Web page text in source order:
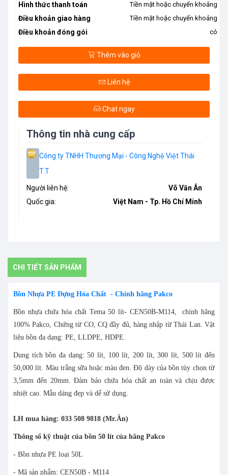
Hình thức thanh toán Tiền mặt hoặc chuyển khoảng
Điều khoản giao hàng Tiền mặt hoặc chuyển khoảng
Điều khoản đóng gói có
Thêm vào giỏ
Liên hệ
Chat ngay
Thông tin nhà cung cấp
Công ty TNHH Thương Mại - Công Nghệ Việt Thái
T.T
Người liên hệ:
Võ Văn Ân
Quốc gia:
Việt Nam - Tp. Hồ Chí Minh
CHI TIẾT SẢN PHẨM
Bồn Nhựa PE Đựng Hóa Chất - Chính hãng Pakco
Bồn nhựa chứa hóa chất Tema 50 lít- CEN50B-M114, chính hãng
100% Pakco, Chứng từ CO, CQ đầy đủ, hàng nhập từ Thái Lan. Vật
liệu bồn đa dạng: PE, LLDPE, HDPE.
Dung tích bồn đa dạng: 50 lít, 100 lít, 200 lít, 300 lít, 500 lít đến
50,000 lít. Màu trắng sữa hoặc màu đen. Độ dày của bồn tùy chọn từ
3,5mm đến 20mm. Đảm bảo chứa hóa chất an toàn và chịu được
nhiệt cao. Mẫu dáng đẹp và dể sử dụng.
LH mua hàng: 033 508 9818 (Mr.Ân)
Thông số kỹ thuật của bồn 50 lít của hãng Pakco
- Bồn nhựa PE loại 50L
- Mã sản phẩm: CEN50B - M114